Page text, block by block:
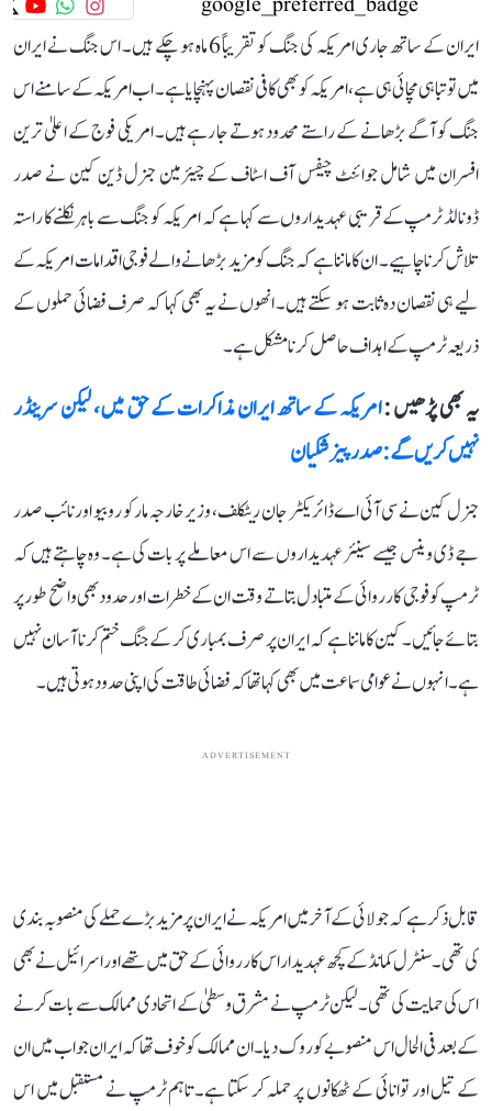
ایران کے ساتھ جاری امریکہ کی جنگ کو تقریباً 6 ماہ ہو چکے ہیں۔ اس جنگ نے ایران
میں تو تباہی مچائی ہی ہے، امریکہ کو بھی کافی نقصان پہنچایا ہے۔ اب امریکہ کے سامنے اس
جنگ کو آگے بڑھانے کے راستے محدود ہوتے جا رہے ہیں۔ امریکی فوج کے اعلیٰ ترین
افسران میں شامل جوائنٹ چیفس آف اسٹاف کے چیئرمین جنرل ڈین کین نے صدر
ڈونالڈ ٹرمپ کے قریبی عہدیداروں سے کہا ہے کہ امریکہ کو جنگ سے باہر نکلنے کا راستہ
تلاش کرنا چاہیے۔ ان کا ماننا ہے کہ جنگ کو مزید بڑھانے والے فوجی اقدامات امریکہ کے
لیے ہی نقصان دہ ثابت ہو سکتے ہیں۔ انھوں نے یہ بھی کہا کہ صرف فضائی حملوں کے
ذریعہ ٹرمپ کے اہداف حاصل کرنا مشکل ہے۔
یہ بھی پڑھیں :امریکہ کے ساتھ ایران مذاکرات کے حق میں، لیکن سرینڈر
نہیں کریں گے: صدر پیزشکیان
جنرل کین نے سی آئی اے ڈائریکٹر جان ریٹکلف، وزیر خارجہ مارکو روبیو اور نائب صدر
جے ڈی وینس جیسے سینئر عہدیداروں سے اس معاملے پر بات کی ہے۔ وہ چاہتے ہیں کہ
ٹرمپ کو فوجی کارروائی کے متبادل بتاتے وقت ان کے خطرات اور حدود بھی واضح طور پر
بتائے جائیں۔ کین کا ماننا ہے کہ ایران پر صرف بمباری کر کے جنگ ختم کرنا آسان نہیں
ہے۔ انہوں نے عوامی سماعت میں بھی کہا تھا کہ فضائی طاقت کی اپنی حدود ہوتی ہیں۔
ADVERTISEMENT
قابل ذکر ہے کہ جولائی کے آخر میں امریکہ نے ایران پر مزید بڑے حملے کی منصوبہ بندی
کی تھی۔ سنٹرل کمانڈ کے کچھ عہدیدار اس کارروائی کے حق میں تھے اور اسرائیل نے بھی
اس کی حمایت کی تھی۔ لیکن ٹرمپ نے مشرق وسطیٰ کے اتحادی ممالک سے بات کرنے
کے بعد فی الحال اس منصوبے کو روک دیا۔ ان ممالک کو خوف تھا کہ ایران جواب میں ان
کے تیل اور توانائی کے ٹھکانوں پر حملہ کر سکتا ہے۔ تاہم ٹرمپ نے مستقبل میں اس